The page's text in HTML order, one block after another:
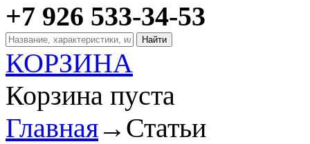
+7 926 533-34-53
КОРЗИНА
Корзина пуста
Главная→ Статьи